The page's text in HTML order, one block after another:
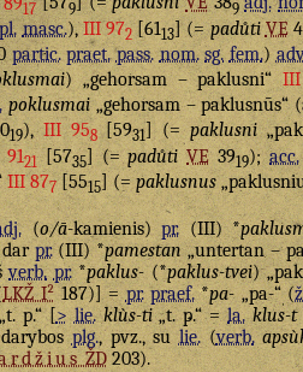
17 9 9
pl. masc.),III 972[6113] (=padůti VE
partic. praet. pass. nom. sg. fem.)
) „gehorsam – paklusni“
poklusmai„gehorsam – paklusnūs“
19),III 958[5931] (= paklusni
21[5735] (=padůti VE3919);acc.
III 877[5515] (=paklusnus
(o/ā-kamienis)pr.(III) *
pr.(III) *pamestan„untertan –
verb. pr.*paklus-(*paklus-tvei)
LKŽ I²187)] =pr. praef.*pa- „pa-“ (
p.“ [> lie. klùs-ti„t. p.“ =la. klus-t
plg., pvz., sulie.(verb.
ŽD203).